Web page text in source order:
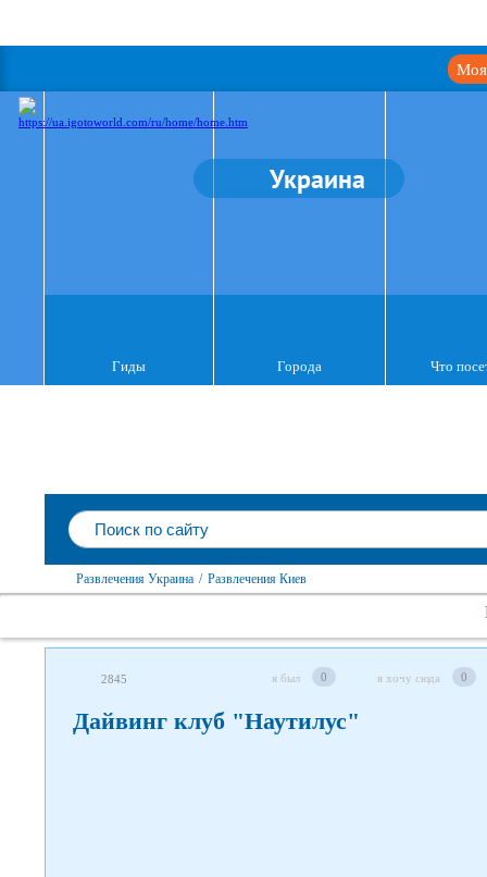
Моя
Украина
Гиды Города Что
Развлечения Украина / Развлечения Киев
2845 я был 0 я хочу сюда 0
Дайвинг клуб "Наутилус"
Следите за нами в соцсетях